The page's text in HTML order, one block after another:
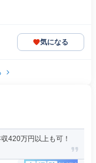
気になる
420万円以上も可！